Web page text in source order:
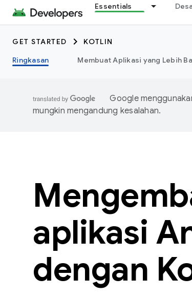
Essentials
GET STARTED
KOTLIN
Ringkasan
Membuat Aplikasi yang Lebih
Google
mungkin mengandung kesalahan.
aplikasi
dengan